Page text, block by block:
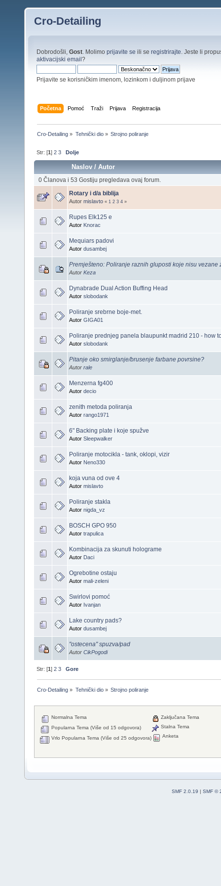
Cro-Detailing
Dobrodošli, Gost . Molimo prijavite se ili se registrirajte . Jeste li
aktivacijski email?
Prijavite se korisničkim imenom, lozinkom i duljinom prijave
Početna Pomoć Traži Prijava Registracija
Cro-Detailing » Tehnički dio» Strojno poliranje
Str: [1]2 3 Dolje
Naslov /Autor
0 Članova i 53 Gostiju pregledava ovaj forum.
Rotary i d/a biblija
Autor mislavto « 1 2 3 4 »
Rupes Elk125 e
Autor Knorac
Mequiars padovi
Autor dusambej
Premješteno: Poliranje raznih gluposti koje nisu vezane
Autor Keza
Dynabrade Dual Action Buffing Head
Autor slobodank
Poliranje srebrne boje-met.
Autor GIGA01
Poliranje prednjeg panela blaupunkt madrid 210 - how
Autor slobodank
Pitanje oko smirglanje/brusenje farbane povrsine?
Autor rale
Menzerna fg400
Autor decio
zenith metoda poliranja
Autor rango1971
6" Backing plate i koje spužve
Autor Sleepwalker
Poliranje motocikla - tank, oklopi, vizir
Autor Neno330
koja vuna od ove 4
Autor mislavto
Poliranje stakla
Autor nigda_vz
BOSCH GPO 950
Autor trapulica
Kombinacija za skunuti holograme
Autor Daci
Ogrebotine ostaju
Autor mali-zeleni
Swirlovi pomoć
Autor Ivanjan
Lake country pads?
Autor dusambej
"ostecena" spuzva/pad
Autor CikPogodi
Str: [1]2 3 Gore
Cro-Detailing » Tehnički dio» Strojno poliranje
Normalna Tema
Popularna Tema (Više od 15 odgovora)
Vrlo Popularna Tema (Više od 25 odgovora)
Zaključana Tema
Stalna Tema
Anketa
SMF 2.0.19 | SMF ©